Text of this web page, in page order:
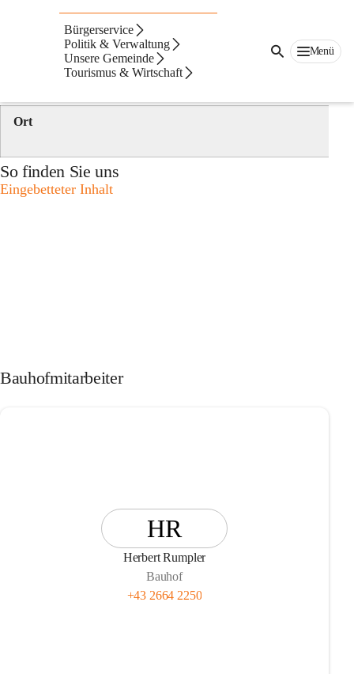
Bürgerservice
Politik & Verwaltung
Unsere Gemeinde
Tourismus & Wirtschaft
Menü
Bauhof
Kontakt
Ort
So finden Sie uns
Eingebetteter Inhalt
Bauhofmitarbeiter
HR
Herbert Rumpler
Bauhof
+43 2664 2250